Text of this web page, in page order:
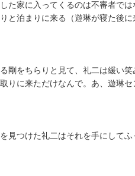
た家に入ってくるのは不審者で
と泊まりに来る（遊琳が寝た後
をちらりと見て、礼二は緩い笑
りに来ただけなんで。あ、遊琳
つけた礼二はそれを手にしてふ